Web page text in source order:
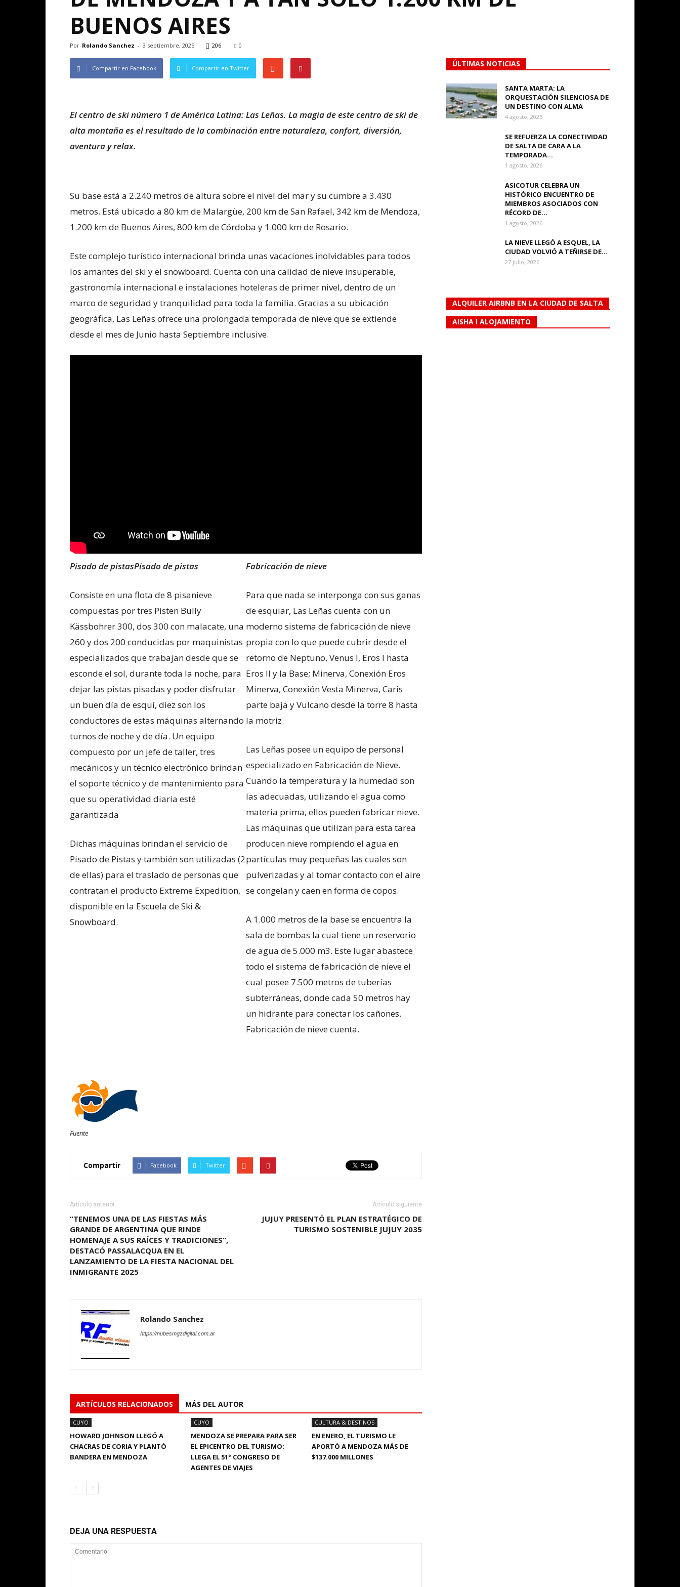
BUENOS AIRES
Por Rolando Sanchez - 3 septiembre, 2025 206 0
Compartir en Facebook Compartir en Twitter
El centro de ski número 1 de América Latina: Las Leñas. La magia de este centro de ski de
alta montaña es el resultado de la combinación entre naturaleza, confort, diversión,
aventura y relax.
Su base está a 2.240 metros de altura sobre el nivel del mar y su cumbre a 3.430
metros. Está ubicado a 80 km de Malargüe, 200 km de San Rafael, 342 km de Mendoza,
1.200 km de Buenos Aires, 800 km de Córdoba y 1.000 km de Rosario.
Este complejo turístico internacional brinda unas vacaciones inolvidables para todos
los amantes del ski y el snowboard. Cuenta con una calidad de nieve insuperable,
gastronomía internacional e instalaciones hoteleras de primer nivel, dentro de un
marco de seguridad y tranquilidad para toda la familia. Gracias a su ubicación
geográfica, Las Leñas ofrece una prolongada temporada de nieve que se extiende
desde el mes de Junio hasta Septiembre inclusive.
Pisado de pistasPisado de pistas
Consiste en una flota de 8 pisanieve
compuestas por tres Pisten Bully
Kässbohrer 300, dos 300 con malacate, una
260 y dos 200 conducidas por maquinistas
especializados que trabajan desde que se
esconde el sol, durante toda la noche, para
dejar las pistas pisadas y poder disfrutar
un buen día de esquí, diez son los
conductores de estas máquinas alternando
turnos de noche y de día. Un equipo
compuesto por un jefe de taller, tres
mecánicos y un técnico electrónico brindan
el soporte técnico y de mantenimiento para
que su operatividad diaria esté
garantizada
Dichas máquinas brindan el servicio de
Pisado de Pistas y también son utilizadas (2
de ellas) para el traslado de personas que
contratan el producto Extreme Expedition,
disponible en la Escuela de Ski &
Snowboard.
Fabricación de nieve
Para que nada se interponga con sus ganas
de esquiar, Las Leñas cuenta con un
moderno sistema de fabricación de nieve
propia con lo que puede cubrir desde el
retorno de Neptuno, Venus I, Eros I hasta
Eros II y la Base; Minerva, Conexión Eros
Minerva, Conexión Vesta Minerva, Caris
parte baja y Vulcano desde la torre 8 hasta
la motriz.
Las Leñas posee un equipo de personal
especializado en Fabricación de Nieve.
Cuando la temperatura y la humedad son
las adecuadas, utilizando el agua como
materia prima, ellos pueden fabricar nieve.
Las máquinas que utilizan para esta tarea
producen nieve rompiendo el agua en
partículas muy pequeñas las cuales son
pulverizadas y al tomar contacto con el aire
se congelan y caen en forma de copos.
A 1.000 metros de la base se encuentra la
sala de bombas la cual tiene un reservorio
de agua de 5.000 m3. Este lugar abastece
todo el sistema de fabricación de nieve el
cual posee 7.500 metros de tuberías
subterráneas, donde cada 50 metros hay
un hidrante para conectar los cañones.
Fabricación de nieve cuenta.
Fuente
Compartir Facebook Twitter
Artículo anterior
“TENEMOS UNA DE LAS FIESTAS MÁS
GRANDE DE ARGENTINA QUE RINDE
HOMENAJE A SUS RAÍCES Y TRADICIONES”,
DESTACÓ PASSALACQUA EN EL
LANZAMIENTO DE LA FIESTA NACIONAL DEL
INMIGRANTE 2025
Artículo siguiente
JUJUY PRESENTÓ EL PLAN ESTRATÉGICO DE
TURISMO SOSTENIBLE JUJUY 2035
Rolando Sanchez
https://nubesmgzdigital.com.ar
ARTÍCULOS RELACIONADOS MÁS DEL AUTOR
CUYO
HOWARD JOHNSON LLEGÓ A
CHACRAS DE CORIA Y PLANTÓ
BANDERA EN MENDOZA
CUYO
MENDOZA SE PREPARA PARA SER
EL EPICENTRO DEL TURISMO:
LLEGA EL 51° CONGRESO DE
AGENTES DE VIAJES
CULTURA & DESTINOS
EN ENERO, EL TURISMO LE
APORTÓ A MENDOZA MÁS DE
$137.000 MILLONES
DEJA UNA RESPUESTA
ÚLTIMAS NOTICIAS
SANTA MARTA: LA
ORQUESTACIÓN SILENCIOSA DE
UN DESTINO CON ALMA
4 agosto, 2026
SE REFUERZA LA CONECTIVIDAD
DE SALTA DE CARA A LA
TEMPORADA...
1 agosto, 2026
ASICOTUR CELEBRA UN
HISTÓRICO ENCUENTRO DE
MIEMBROS ASOCIADOS CON
RÉCORD DE...
1 agosto, 2026
LA NIEVE LLEGÓ A ESQUEL, LA
CIUDAD VOLVIÓ A TEÑIRSE DE...
27 julio, 2026
ALQUILER AIRBNB EN LA CIUDAD DE SALTA
AISHA I ALOJAMIENTO